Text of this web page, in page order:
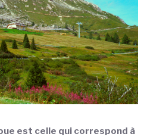
est celle qui correspond à